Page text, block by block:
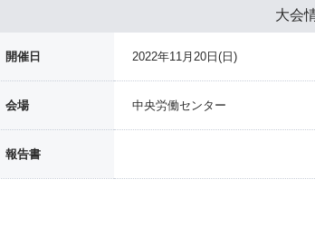
大会
開催日 2022年11月20日(日)
会場 中央労働センター
報告書